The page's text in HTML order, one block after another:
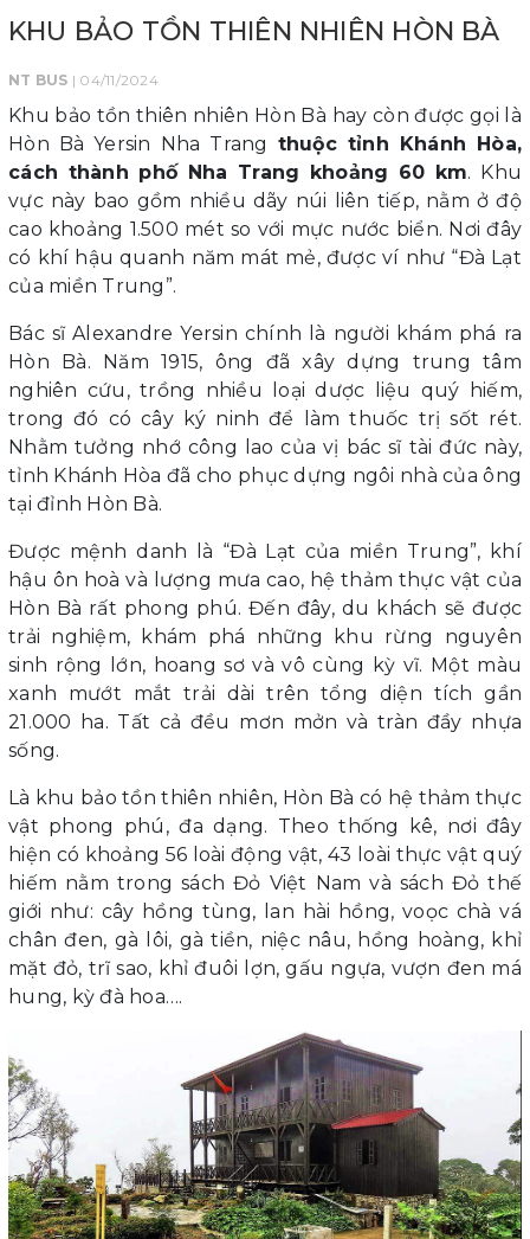
KHU BẢO TỒN THIÊN NHIÊN HÒN BÀ
NT BUS | 04/11/2024
Khu bảo tồn thiên nhiên Hòn Bà hay còn được gọi là
Hòn Bà Yersin Nha Trang thuộc tỉnh Khánh Hòa,
cách thành phố Nha Trang khoảng 60 km. Khu
vực này bao gồm nhiều dãy núi liên tiếp, nằm ở độ
cao khoảng 1.500 mét so với mực nước biển. Nơi đây
có khí hậu quanh năm mát mẻ, được ví như “Đà Lạt
của miền Trung”.
Bác sĩ Alexandre Yersin chính là người khám phá ra
Hòn Bà. Năm 1915, ông đã xây dựng trung tâm
nghiên cứu, trồng nhiều loại dược liệu quý hiếm,
trong đó có cây ký ninh để làm thuốc trị sốt rét.
Nhằm tưởng nhớ công lao của vị bác sĩ tài đức này,
tỉnh Khánh Hòa đã cho phục dựng ngôi nhà của ông
tại đỉnh Hòn Bà.
Được mệnh danh là “Đà Lạt của miền Trung”, khí
hậu ôn hoà và lượng mưa cao, hệ thảm thực vật của
Hòn Bà rất phong phú. Đến đây, du khách sẽ được
trải nghiệm, khám phá những khu rừng nguyên
sinh rộng lớn, hoang sơ và vô cùng kỳ vĩ. Một màu
xanh mướt mắt trải dài trên tổng diện tích gần
21.000 ha. Tất cả đều mơn mởn và tràn đầy nhựa
sống.
Là khu bảo tồn thiên nhiên, Hòn Bà có hệ thảm thực
vật phong phú, đa dạng. Theo thống kê, nơi đây
hiện có khoảng 56 loài động vật, 43 loài thực vật quý
hiếm nằm trong sách Đỏ Việt Nam và sách Đỏ thế
giới như: cây hồng tùng, lan hài hồng, voọc chà vá
chân đen, gà lôi, gà tiền, niệc nâu, hồng hoàng, khỉ
mặt đỏ, trĩ sao, khỉ đuôi lợn, gấu ngựa, vượn đen má
hung, kỳ đà hoa….